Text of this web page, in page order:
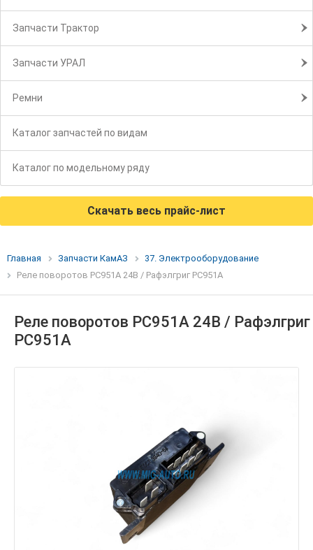
Запчасти Трактор
Запчасти УРАЛ
Ремни
Каталог запчастей по видам
Каталог по модельному ряду
Скачать весь прайс-лист
Главная Запчасти КамАЗ
37. Электрооборудование
Реле поворотов РС951А 24В / Рафэлгриг РС951А
Реле поворотов РС951А 24В / Рафэлгриг
РС951А